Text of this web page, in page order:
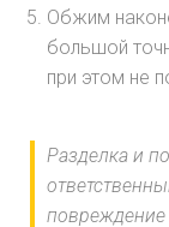
Обжим
большой
при этом не
Разделка и
повреждение